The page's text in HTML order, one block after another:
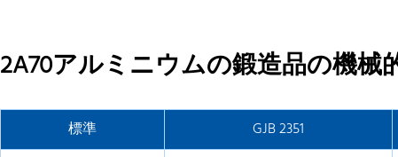
2A70アルミニウムの鍛造品の機械
標準
GJB 2351